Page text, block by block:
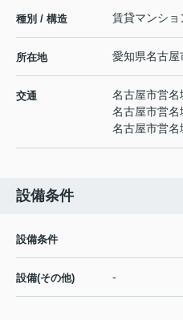
種別 / 構造 賃貸マンショ
所在地 愛知県名古屋
交通 名古屋市営名
名古屋市営名
名古屋市営名
設備条件
設備条件
設備(その他) -